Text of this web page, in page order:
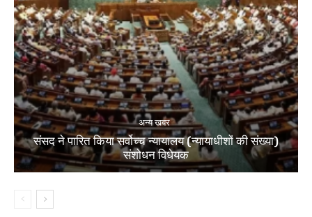
अन्य खबर
संसद ने पारित किया सर्वोच्च न्यायालय (न्यायाधीशों की संख्या)
संशोधन विधेयक